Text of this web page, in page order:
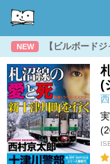
NEW 【ビルボード
(